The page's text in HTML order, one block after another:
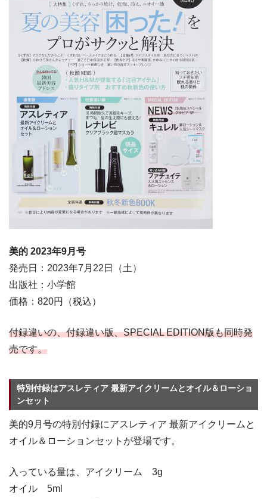
美的 2023年9月号
発売日：2023年7月22日（土）
出版社：小学館
価格：820円（税込）
付録違いの、付録違い版、SPECIAL EDITION版も同時発
売です。
特別付録はアスレティア 最新アイクリームとオイル＆ローショ
ンセット
美的9月号の特別付録にアスレティア 最新アイクリームと
オイル＆ローションセットが登場です。
入っている量は、アイクリーム 3g
オイル 5ml